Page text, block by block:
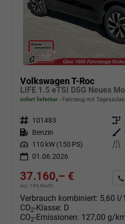
Volkswagen T-Roc
sofort lieferbar Fahrzeug mit
Fahrzeugnr. 101483 Getriebe
Kraftstoff Benzin Außenfarbe
Leistung 110 kW (150 PS) Kilometerstand
01.06.2026
37.160,– €
incl. 19% MwSt.
Verbrauch kombiniert: 5,60 l/
CO2-Klasse: D
CO2-Emissionen: 127,00 g/